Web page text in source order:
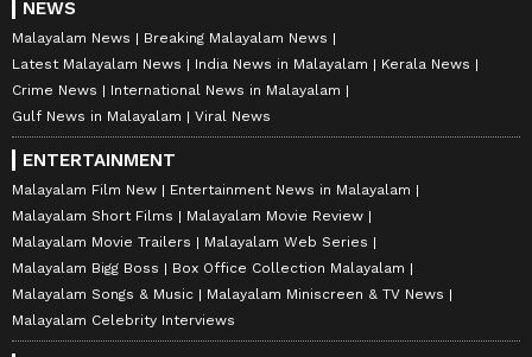
NEWS
Malayalam News
Breaking Malayalam News
Latest Malayalam News
India News in Malayalam
Kerala News
Crime News
International News in Malayalam
Gulf News in Malayalam
Viral News
ENTERTAINMENT
Malayalam Film New
Entertainment News in Malayalam
Malayalam Short Films
Malayalam Movie Review
Malayalam Movie Trailers
Malayalam Web Series
Malayalam Bigg Boss
Box Office Collection Malayalam
Malayalam Songs & Music
Malayalam Miniscreen & TV News
Malayalam Celebrity Interviews